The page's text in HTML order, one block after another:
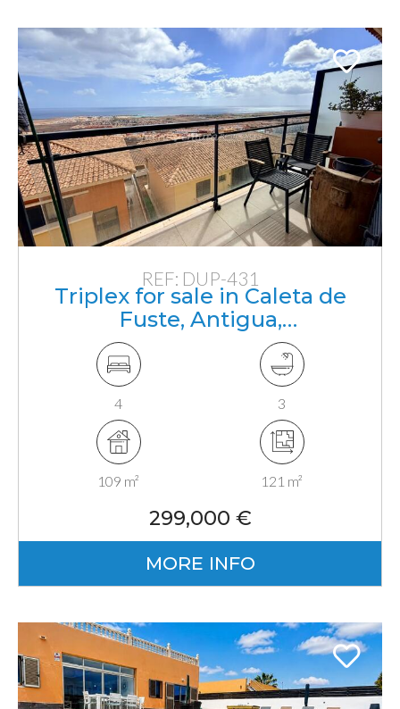
REF: DUP-431
Triplex for sale in Caleta de
Fuste, Antigua,
Fuerteventura, Canarias
4 3
109 m² 121 m²
299,000 €
MORE INFO